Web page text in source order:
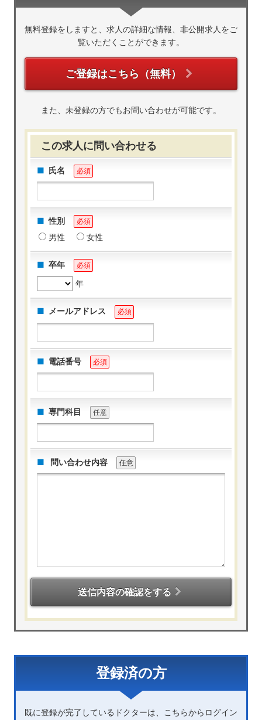
無料登録をしますと、求人の詳細な情報、非公開求人をご
覧いただくことができます。
ご登録はこちら（無料）
また、未登録の方でもお問い合わせが可能です。
この求人に問い合わせる
氏名 必須
性別 必須
男性 女性
卒年 必須
年
メールアドレス 必須
電話番号 必須
専門科目 任意
問い合わせ内容 任意
送信内容の確認をする
登録済の方
既に登録が完了しているドクターは、こちらからログイン